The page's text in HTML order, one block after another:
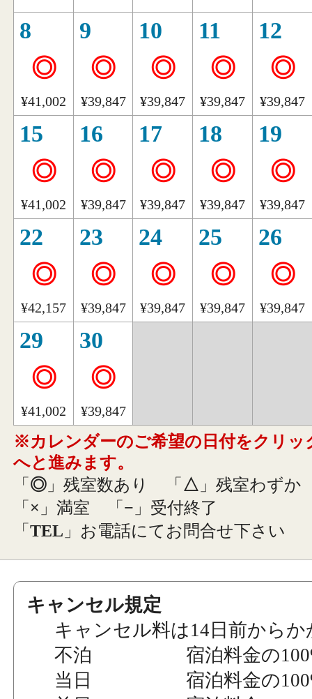
8
◎
¥41,002
9
◎
¥39,847
10
◎
¥39,847
11
◎
¥39,847
12
◎
¥39,847
15
◎
¥41,002
16
◎
¥39,847
17
◎
¥39,847
18
◎
¥39,847
19
◎
¥39,847
22
◎
¥42,157
23
◎
¥39,847
24
◎
¥39,847
25
◎
¥39,847
26
◎
¥39,847
29
◎
¥41,002
30
◎
¥39,847
※カレンダーのご希望の日付をクリッ
へと進みます。
「 ◎ 」残室数あり 「 △ 」残室わずか
「 × 」満室 「 − 」受付終了
「TEL 」お電話にてお問合せ下さい
キャンセル規定
キャンセル料は14日前から
不泊 宿泊料金の
当日 宿泊料金の